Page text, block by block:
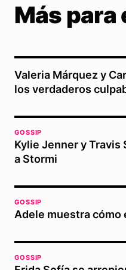
Más para
Valeria Márquez y
los verdaderos
GOSSIP
Kylie Jenner y Travis
a Stormi
GOSSIP
Adele muestra cómo
GOSSIP